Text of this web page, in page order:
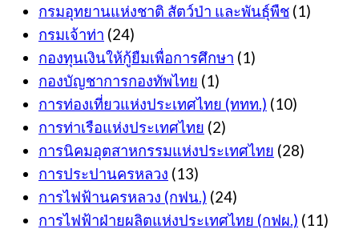
กรมอุทยานแห่งชาติ สัตว์ป่า และพันธุ์พืช (1)
กรมเจ้าท่า (24)
กองทุนเงินให้กู้ยืมเพื่อการศึกษา (1)
กองบัญชาการกองทัพไทย (1)
การท่องเที่ยวแห่งประเทศไทย (ททท.) (10)
การท่าเรือแห่งประเทศไทย (2)
การนิคมอุตสาหกรรมแห่งประเทศไทย (28)
การประปานครหลวง (13)
การไฟฟ้านครหลวง (กฟน.) (24)
การไฟฟ้าฝ่ายผลิตแห่งประเทศไทย (กฟผ.) (11)